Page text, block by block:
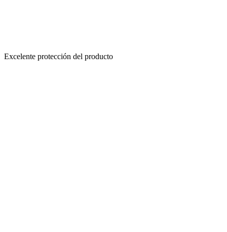
Excelente protección del producto